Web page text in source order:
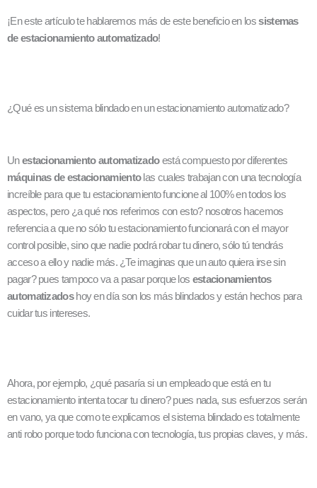
¡En este artículo te hablaremos más de este beneficio en lossistemas
de estacionamiento automatizado!
¿Qué es un sistema blindado en un estacionamiento automatizado?
Unestacionamiento automatizadoestá compuesto por diferentes
máquinas de estacionamientolas cuales trabajan con una tecnología
increíble para que tu estacionamiento funcione al 100% en todos los
aspectos, pero ¿a qué nos referimos con esto? nosotros hacemos
referencia a que no sólo tu estacionamiento funcionará con el mayor
control posible, sino que nadie podrá robar tu dinero, sólo tú tendrás
acceso a ello y nadie más. ¿Te imaginas que un auto quiera irse sin
pagar? pues tampoco va a pasar porque los estacionamientos
automatizadoshoy en día son los más blindados y están hechos para
cuidar tus intereses.
Ahora, por ejemplo, ¿qué pasaría si un empleado que está en tu
estacionamiento intenta tocar tu dinero? pues nada, sus esfuerzos serán
en vano, ya que como te explicamos el sistema blindado es totalmente
anti robo porque todo funciona con tecnología, tus propias claves, y más.